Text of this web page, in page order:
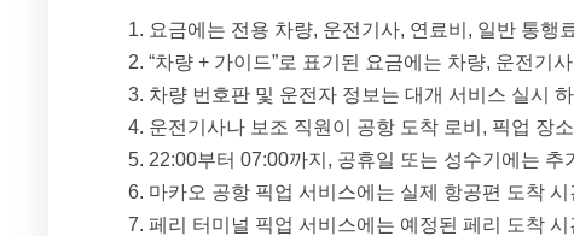
요금에는 전용 차량, 운전기사, 연료비, 일반 통행
“차량 + 가이드”로 표기된 요금에는 차량, 운전기
차량 번호판 및 운전자 정보는 대개 서비스 실시
운전기사나 보조 직원이 공항 도착 로비, 픽업 장
22:00부터 07:00까지, 공휴일 또는 성수기에는 추
마카오 공항 픽업 서비스에는 실제 항공편 도착
페리 터미널 픽업 서비스에는 예정된 페리 도착